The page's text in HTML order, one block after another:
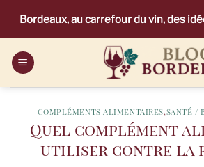
contenu
Bordeaux, au carrefour du vin, des
COMPLÉMENTS ALIMENTAIRES,SANTÉ /
Quel complément
utiliser contre la